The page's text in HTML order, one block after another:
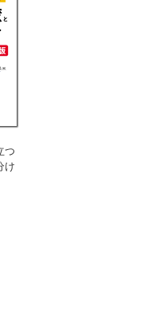
つ
け